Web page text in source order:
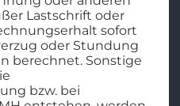
Lastschrift oder
sofort
oder Stundung
berechnet. Sonstige
bzw. bei